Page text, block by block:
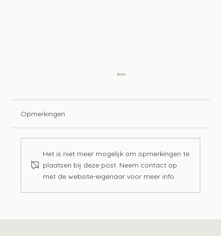
Advieswijzer | Bedrijfsoverdracht
Opmerkingen
Het is niet meer mogelijk om opmerkingen te
plaatsen bij deze post. Neem contact op
met de website-eigenaar voor meer info.